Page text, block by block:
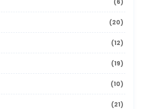
(20)
(12)
(19)
(10)
(21)